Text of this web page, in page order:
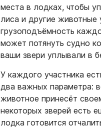
места в лодках, чтобы
лиса и другие животные
грузоподъёмность
может потянуть судно
ваши звери уплывали в
У каждого участника
два важных параметра:
животное принесёт
некоторых зверей есть
лодка готовится